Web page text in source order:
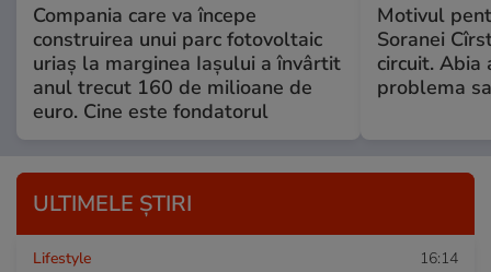
Compania care va începe
construirea unui parc fotovoltaic
uriaș la marginea Iașului a învârtit
anul trecut 160 de milioane de
euro. Cine este fondatorul
Motivul
Soranei
circuit. Abia
problema
ULTIMELE ȘTIRI
Lifestyle 16:14